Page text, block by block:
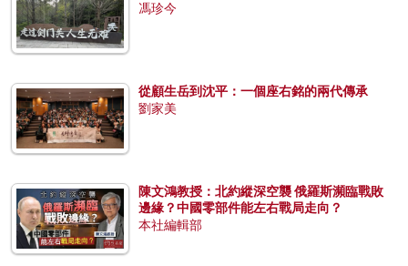
馮珍今
從顧生岳到沈平：一個座右銘的兩代傳承
劉家美
陳文鴻教授：北約縱深空襲 俄羅斯瀕臨戰敗
邊緣？中國零部件能左右戰局走向？
本社編輯部